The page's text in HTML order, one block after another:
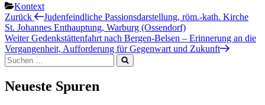
Kategorien
Kontext
Beitragsnavigation
Vorheriger
Beitrag
Zurück
Judenfeindliche Passionsdarstellung, röm.-kath. Kirche
St. Johannes Enthauptung, Warburg (Ossendorf)
Nächster
Beitrag
Weiter Gedenkstättenfahrt nach Bergen-Belsen – Erinnerung an die
Vergangenheit, Aufforderung für Gegenwart und Zukunft
Suchen
nach:
Neueste Spuren